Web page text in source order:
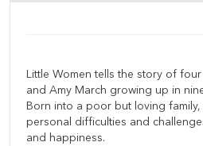
Little Women tells the story of
and Amy March growing up in
Born into a poor but loving
personal difficulties and
and happiness.